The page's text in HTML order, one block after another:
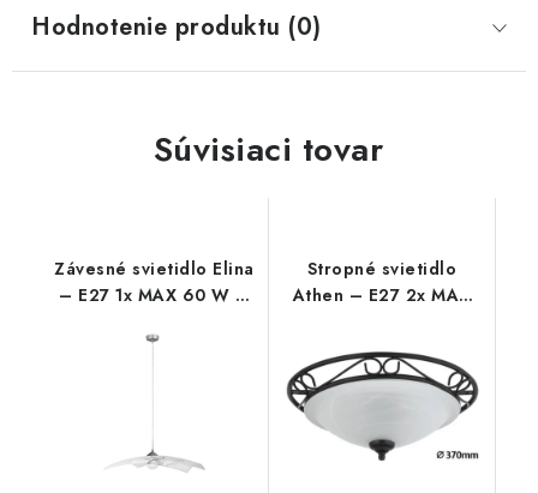
Hodnotenie produktu (0)
Súvisiaci tovar
Závesné svietidlo Elina
– E27 1x MAX 60 W –
Stropné svietidlo
Athen – E27 2x MAX